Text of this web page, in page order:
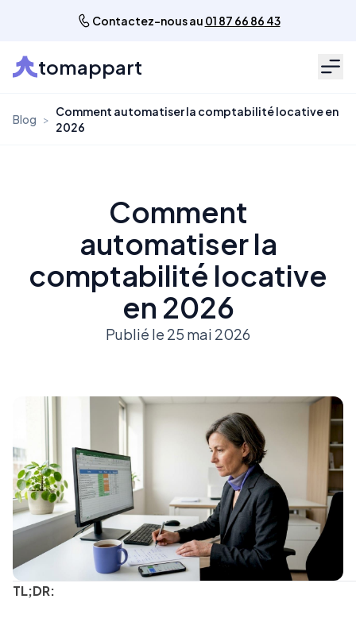
Contactez-nous au 01 87 66 86 43
tomappart
Blog >
Comment automatiser la comptabilité locative en
2026
Comment
automatiser la
comptabilité locative
en 2026
Publié le 25 mai 2026
TL;DR: